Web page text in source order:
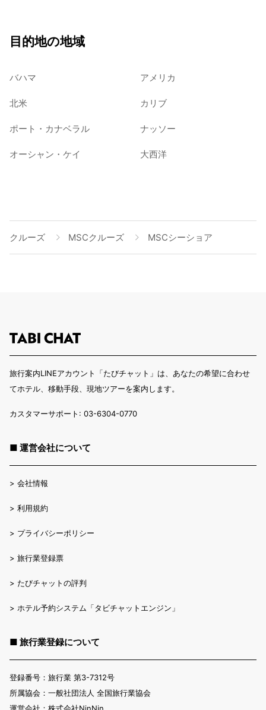
目的地の地域
バハマ アメリカ
北米 カリブ
ポート・カナベラル ナッソー
オーシャン・ケイ 大西洋
クルーズ MSCクルーズ MSCシーショア
旅行案内LINEアカウント「たびチャット」は、あなたの希望に合わせ
てホテル、移動手段、現地ツアーを案内します。
カスタマーサポート: 03-6304-0770
■ 運営会社について
> 会社情報
> 利用規約
> プライバシーポリシー
> 旅行業登録票
> たびチャットの評判
> ホテル予約システム「タビチャットエンジン」
■ 旅行業登録について
登録番号：旅行業 第3-7312号
所属協会：一般社団法人 全国旅行業協会
運営会社：株式会社NinNin